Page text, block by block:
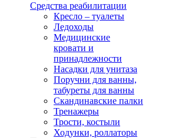
Средства реабилитации
Кресло – туалеты
Ледоходы
Медицинские
кровати и
принадлежности
Насадки для унитаза
Поручни для ванны,
табуреты для ванны
Скандинавские палки
Тренажеры
Трости, костыли
Ходунки, роллаторы